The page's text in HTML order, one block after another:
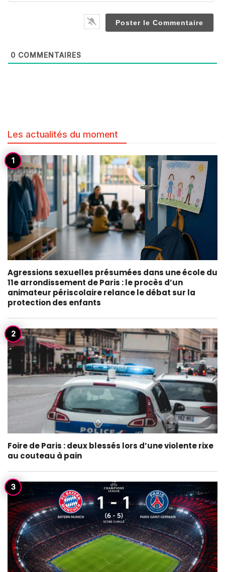
0 COMMENTAIRES
Les actualités du moment
Agressions sexuelles présumées dans une école du
11e arrondissement de Paris : le procès d’un
animateur périscolaire relance le débat sur la
protection des enfants
Foire de Paris : deux blessés lors d’une violente rixe
au couteau à pain